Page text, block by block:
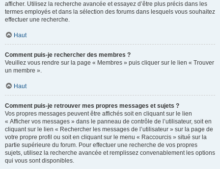
afficher. Utilisez la recherche avancée et essayez d’être plus précis dans les
termes employés et dans la sélection des forums dans lesquels vous souhaitez
effectuer une recherche.
Haut
Comment puis-je rechercher des membres ?
Veuillez vous rendre sur la page « Membres » puis cliquer sur le lien « Trouver
un membre ».
Haut
Comment puis-je retrouver mes propres messages et sujets ?
Vos propres messages peuvent être affichés soit en cliquant sur le lien
« Afficher vos messages » dans le panneau de contrôle de l’utilisateur, soit en
cliquant sur le lien « Rechercher les messages de l’utilisateur » sur la page de
votre propre profil ou soit en cliquant sur le menu « Raccourcis » situé sur la
partie supérieure du forum. Pour effectuer une recherche de vos propres
sujets, utilisez la recherche avancée et remplissez convenablement les options
qui vous sont disponibles.